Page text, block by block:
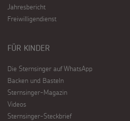
Jahresbericht
Freiwilligendienst
FÜR KINDER
Die Sternsinger auf WhatsApp
Backen und Basteln
Sternsinger-Magazin
Videos
Sternsinger-Steckbrief